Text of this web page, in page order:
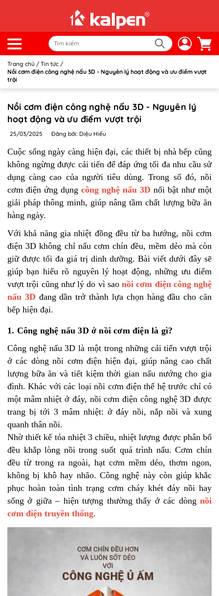
Trang chủ / Tin tức /
Nồi cơm điện công nghệ nấu 3D - Nguyên lý hoạt động và ưu điểm vượt
trội
Nồi cơm điện công nghệ nấu 3D - Nguyên lý
hoạt động và ưu điểm vượt trội
25/03/2025 Đăng bởi: Diệu Hiếu
Cuộc sống ngày càng hiện đại, các thiết bị nhà bếp cũng
không ngừng được cải tiến để đáp ứng tối đa nhu cầu sử
dụng càng cao của người tiêu dùng. Trong số đó, nồi
cơm điện ứng dụng công nghệ nấu 3D nổi bật như một
giải pháp thông minh, giúp nâng tầm chất lượng bữa ăn
hàng ngày.
Với khả năng gia nhiệt đồng đều từ ba hướng, nồi cơm
điện 3D không chỉ nấu cơm chín đều, mềm dẻo mà còn
giữ được tối đa giá trị dinh dưỡng. Bài viết dưới đây sẽ
giúp bạn hiểu rõ nguyên lý hoạt động, những ưu điểm
vượt trội cũng như lý do vì sao nồi cơm điện công nghệ
nấu 3D đang dần trở thành lựa chọn hàng đầu cho căn
bếp hiện đại.
1. Công nghệ nấu 3D ở nồi cơm điện là gì?
Công nghệ nấu 3D là một trong những cải tiến vượt trội
ở các dòng nồi cơm điện hiện đại, giúp nâng cao chất
lượng bữa ăn và tiết kiệm thời gian nấu nướng cho gia
đình. Khác với các loại nồi cơm điện thế hệ trước chỉ có
một mâm nhiệt ở đáy, nồi cơm điện công nghệ 3D được
trang bị tới 3 mâm nhiệt: ở đáy nồi, nắp nồi và xung
quanh thân nồi.
Nhờ thiết kế tỏa nhiệt 3 chiều, nhiệt lượng được phân bổ
đều khắp lòng nồi trong suốt quá trình nấu. Cơm chín
đều từ trong ra ngoài, hạt cơm mềm dẻo, thơm ngon,
không bị khô hay nhão. Công nghệ này còn giúp khắc
phục hoàn toàn tình trạng cơm cháy khét đáy nồi hay
sống ở giữa – hiện tượng thường thấy ở các dòng nồi
cơm điện truyền thống.